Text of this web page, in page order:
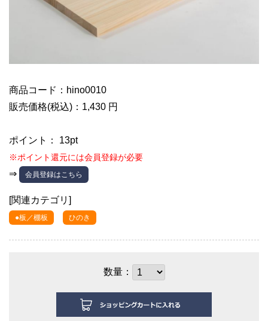
商品コード：hino0010
販売価格(税込)：1,430 円
ポイント： 13pt
※ポイント還元には会員登録が必要
⇒ 会員登録はこちら
[関連カテゴリ]
●板／棚板 ひのき
数量：